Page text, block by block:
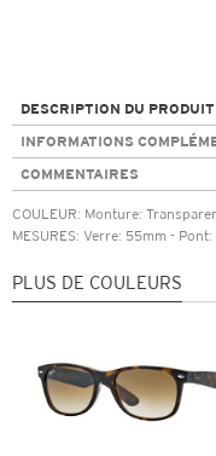
DESCRIPTION DU PRODUIT
INFORMATIONS
COMMENTAIRES
COULEUR: Monture:
MESURES: Verre: 55mm -
PLUS DE COULEURS